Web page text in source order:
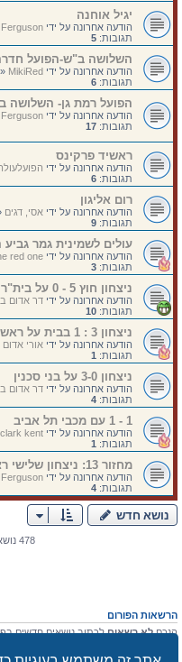
יגיל אוחנה
הודעה אחרונה על ידי Ferguson
תגובות: 5
השלושה ב"ש-הפועל חדרה
הודעה אחרונה על ידי MikiRed
«
תגובות: 6
הפועל רמת גן- השלושה ב"ש
הודעה אחרונה על ידי Ferguson
תגובות: 17
ראשיד פרקינס
הודעה אחרונה על ידי הפועלעולה
תגובות: 6
רום אליגון
הודעה אחרונה על ידי אסי, דגים
תגובות: 9
עולים לשמינית גמר
הודעה אחרונה על ידי red one
תגובות: 3
ניצחון חוץ 5 - 0 על בית"ר י"ם, שלושער לנתנאל אסקיאס
הודעה אחרונה על ידי דר אדום
תגובות: 10
ניצחון 3 : 1 בבית על ראשון לציון, 5 משחקים ללא הפסד
הודעה אחרונה על ידי אורי
תגובות: 1
ניצחון 3-0 על בני סכנין
הודעה אחרונה על ידי דר אדום
תגובות: 4
1 - 1 עם מכבי תל אביב
הודעה אחרונה על ידי clark kent
תגובות: 1
מחזור 13: ניצחון שלישי רצוף בחוץ על טוברוק
הודעה אחרונה על ידי Ferguson
תגובות: 4
נושא חדש
478 נושאיםדף1
הרשאות הפורום
הנכםלא רשאיםלכתוב נושאים חדשים
הנכםלא רשאיםלערוך את ההודעות שלך